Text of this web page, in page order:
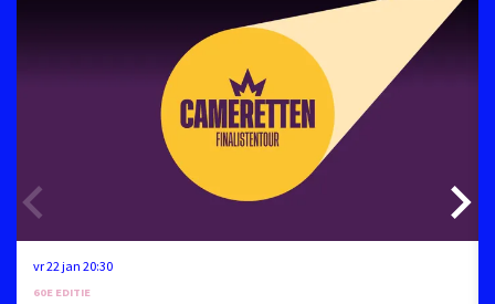
60E EDITIE
vr 22 jan 20:30